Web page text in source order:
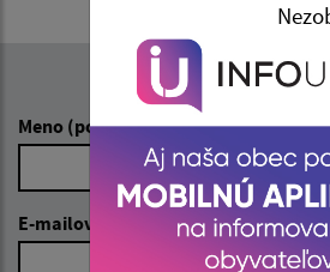
Napíšte nám:
Meno (povinné)
E-mailová adresa (povinné)